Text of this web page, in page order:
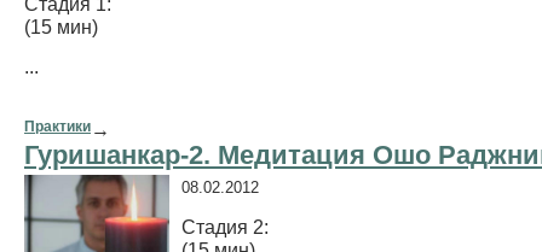
(15 мин)
Практики →
Гуришанкар-2. Медитация Ошо
08.02.2012
Стадия 2: